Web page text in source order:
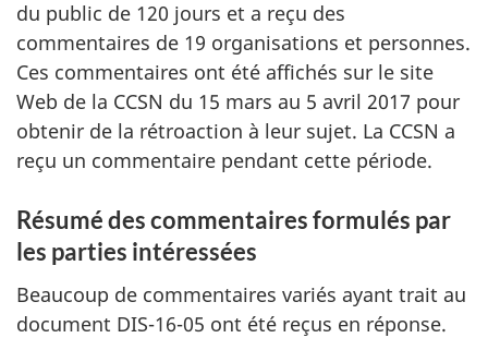
du public de 120 jours et a reçu des
commentaires de 19 organisations et personnes.
Ces commentaires ont été affichés sur le site
Web de la CCSN du 15 mars au 5 avril 2017 pour
obtenir de la rétroaction à leur sujet. La CCSN a
reçu un commentaire pendant cette période.
Résumé des commentaires formulés par
les parties intéressées
Beaucoup de commentaires variés ayant trait au
document DIS-16-05 ont été reçus en réponse.